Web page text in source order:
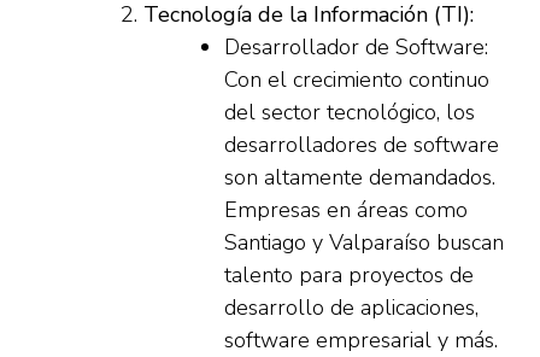
Tecnología de la Información (TI):
Desarrollador de Software:
Con el crecimiento continuo
del sector tecnológico, los
desarrolladores de software
son altamente demandados.
Empresas en áreas como
Santiago y Valparaíso buscan
talento para proyectos de
desarrollo de aplicaciones,
software empresarial y más.